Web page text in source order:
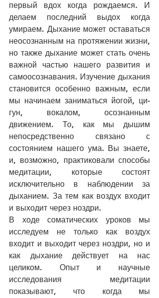
первый вдох когда рождаемся. И
делаем последний выдох когда
умираем. Дыхание может оставаться
неосознанным на протяжении жизни,
но также дыхание может стать очень
важной частью нашего развития и
самоосознавания. Изучение дыхания
становится особенно важным, если
мы начинаем заниматься йогой, ци-
гун, вокалом, осознанным
движением. То, как мы дышим
непосредственно связано с
состоянием нашего ума. Вы знаете,
и, возможно, практиковали способы
медитации, которые состоят
исключительно в наблюдении за
дыханием. За тем как воздух входит
и выходит через ноздри.
В ходе соматических уроков мы
исследуем не только как воздух
входит и выходит через ноздри, но и
как дыхание действует на нас
целиком. Опыт и научные
исследования медитации
показывают, что когда мы